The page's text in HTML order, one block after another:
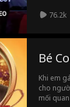
76.2k
Bé
Khi em
cho
mối